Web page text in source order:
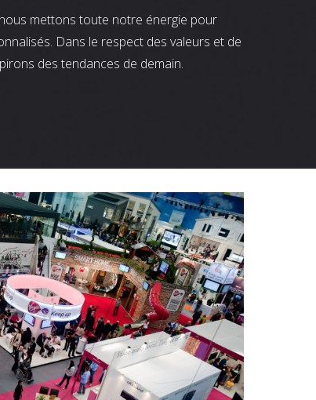
mettons toute notre énergie pour
Dans le respect des valeurs et de
des tendances de demain.